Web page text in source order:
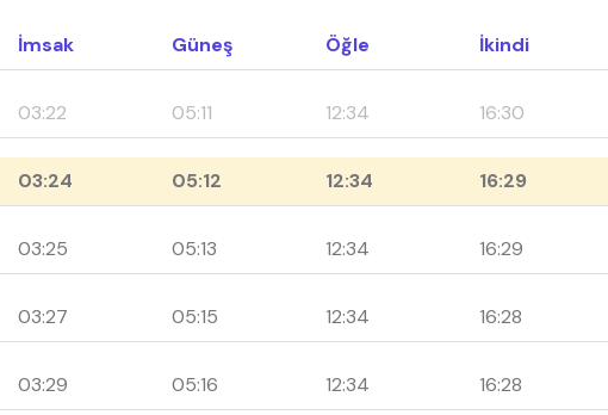
İmsak Güneş Öğle İkindi
03:22 05:11 12:34 16:30
03:24 05:12 12:34 16:29
03:25 05:13 12:34 16:29
03:27 05:15 12:34 16:28
03:29 05:16 12:34 16:28